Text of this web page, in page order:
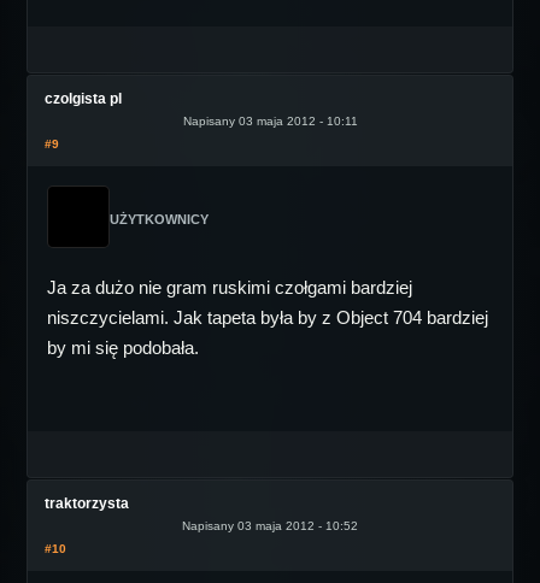
czolgista pl
Napisany 03 maja 2012 - 10:11
#9
UŻYTKOWNICY
Ja za dużo nie gram ruskimi czołgami bardziej
niszczycielami. Jak tapeta była by z Object 704 bardziej
by mi się podobała.
traktorzysta
Napisany 03 maja 2012 - 10:52
#10